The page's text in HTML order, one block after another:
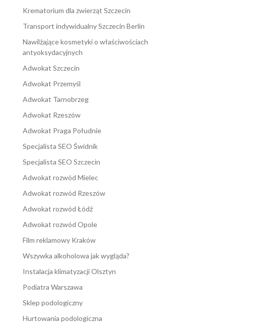
Krematorium dla zwierząt Szczecin
Transport indywidualny Szczecin Berlin
Nawilżające kosmetyki o właściwościach
antyoksydacyjnych
Adwokat Szczecin
Adwokat Przemyśl
Adwokat Tarnobrzeg
Adwokat Rzeszów
Adwokat Praga Południe
Specjalista SEO Świdnik
Specjalista SEO Szczecin
Adwokat rozwód Mielec
Adwokat rozwód Rzeszów
Adwokat rozwód Łódź
Adwokat rozwód Opole
Film reklamowy Kraków
Wszywka alkoholowa jak wygląda?
Instalacja klimatyzacji Olsztyn
Podiatra Warszawa
Sklep podologiczny
Hurtowania podologiczna